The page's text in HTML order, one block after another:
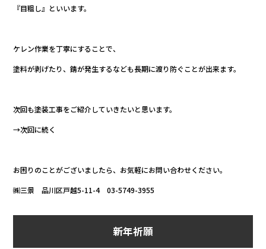
『目粗し』といいます。
ケレン作業を丁寧にすることで、
塗料が剥げたり、錆が発生するなども長期に渡り防ぐことが出来ます。
次回も塗装工事をご紹介していきたいと思います。
→次回に続く
お困りのことがございましたら、お気軽にお問い合わせください。
㈱三景 品川区戸越5-11-4 03-5749-3955
新年祈願